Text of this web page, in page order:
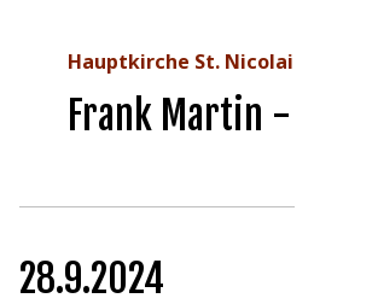
Hauptkirche St. Nicolai
Frank Martin -
28.9.2024